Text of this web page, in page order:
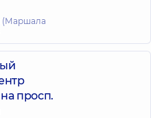
(Маршала
просп.